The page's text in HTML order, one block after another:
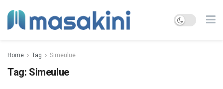
Home Tag Simeulue
Tag: Simeulue